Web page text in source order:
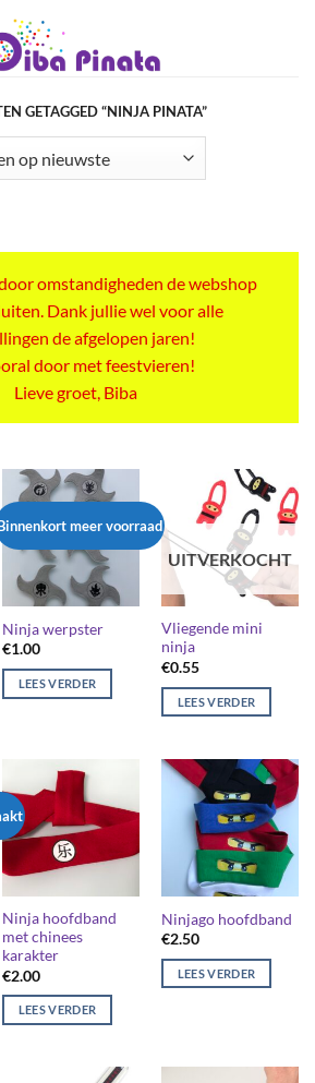
GETAGGED “NINJA PINATA”
omstandigheden de webshop
Dank jullie wel voor alle
de afgelopen jaren!
door met feestvieren!
Lieve groet, Biba
meer voorraad
Ninja werpster
€1.00
LEES VERDER
UITVERKOCHT
Vliegende mini
ninja
€0.55
LEES VERDER
Ninja hoofdband
met chinees
karakter
€2.00
LEES VERDER
Ninjago hoofdband
€2.50
LEES VERDER